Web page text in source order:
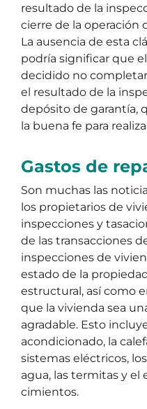
resultado de la
cierre de la operación
La ausencia de esta
podría significar que
decidido no
el resultado de la
depósito de garantía,
la buena fe para
Gastos de
Son muchas las
los propietarios de
inspecciones y
de las transacciones
inspecciones de
estado de la
estructural, así como
que la vivienda sea
agradable. Esto
acondicionado, la
sistemas eléctricos,
agua, las termitas y el
cimientos.